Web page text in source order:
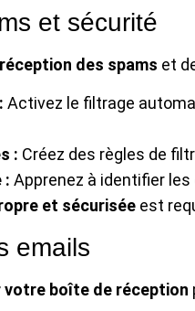
et sécurité
des spams et
Activez le filtrage
: Créez des règles de
: Apprenez à identifier
et sécurisée est
emails
boîte de réception